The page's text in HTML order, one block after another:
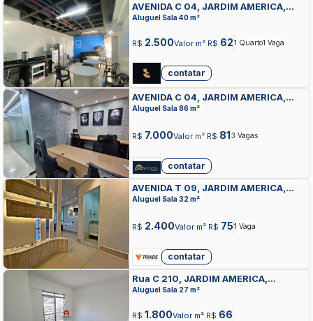
AVENIDA C 04, JARDIM AMERICA,
GOIANIA
Aluguel Sala 40 m²
R$ 2.500Valor m² R$ 621 Quarto1 Vaga
contatar
AVENIDA C 04, JARDIM AMERICA,
GOIANIA
Aluguel Sala 86 m²
R$ 7.000Valor m² R$ 813 Vagas
contatar
AVENIDA T 09, JARDIM AMERICA,
GOIANIA
Aluguel Sala 32 m²
R$ 2.400Valor m² R$ 751 Vaga
contatar
Rua C 210, JARDIM AMERICA,
GOIANIA
Aluguel Sala 27 m²
R$ 1.800Valor m² R$ 66